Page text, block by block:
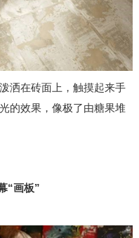
洒在砖面上，触摸起来手
的效果，像极了由糖果堆
“画板”